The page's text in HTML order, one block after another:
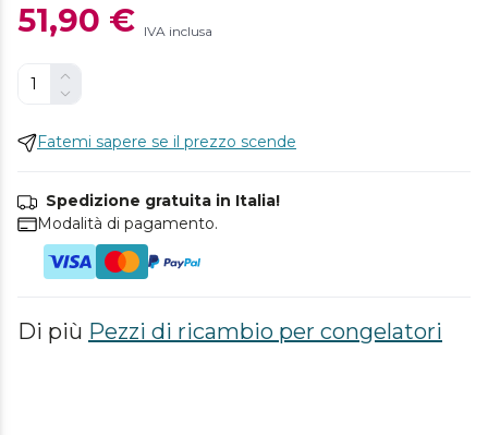
51,90 € IVA inclusa
Fatemi sapere se il prezzo scende
Spedizione gratuita in Italia!
Modalità di pagamento.
Di più Pezzi di ricambio per congelatori